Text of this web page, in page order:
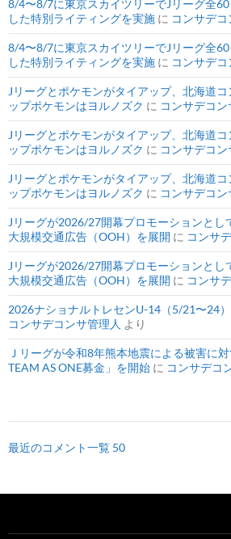
8/4〜8/7に東京スカイツリーでJリーグ全
した特別ライティングを実施 に コンサデコ
8/4〜8/7に東京スカイツリーでJリーグ全
した特別ライティングを実施 に コンサデコ
Jリーグとポケモンがタイアップ、北海道
ップポケモンはヨルノズク に コンサデコン
Jリーグとポケモンがタイアップ、北海道
ップポケモンはヨルノズク に コンサデコン
Jリーグとポケモンがタイアップ、北海道
ップポケモンはヨルノズク に コンサデコン
Jリーグが2026/27開幕プロモーションとし
大規模交通広告（OOH）を展開 に コンサ
Jリーグが2026/27開幕プロモーションとし
大規模交通広告（OOH）を展開 に コンサ
2026ナショナルトレセンU-14（5/21〜24
コンサデコンサ管理人 より
Ｊリーグが令和8年熊本地震による被害に
TEAM AS ONE募金」を開始 に コンサデコ
最近のコメント一覧 50